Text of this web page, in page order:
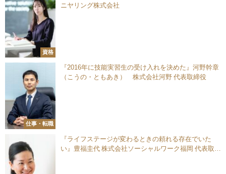
資格
ニヤリング株式会社
仕事・転職
『2016年に技能実習生の受け入れを決めた』河野幹章
（こうの・ともあき） 株式会社河野 代表取締役
『ライフステージが変わるときの頼れる存在でいた
い』豊福圭代 株式会社ソーシャルワーク福岡 代表取締